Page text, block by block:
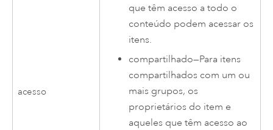
acesso
que têm acesso a todo o
conteúdo podem acessar os
itens.
compartilhado—Para itens
compartilhados com um ou
mais grupos, os
proprietários do item e
aqueles que têm acesso ao